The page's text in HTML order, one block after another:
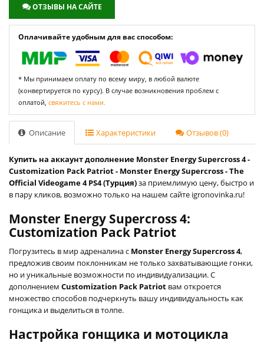
ОТЗЫВЫ НА САЙТЕ
Оплачивайте удобным для вас способом:
* Мы принимаем оплату по всему миру, в любой валюте
(конвертируется по курсу). В случае возникновения проблем с
оплатой, свяжитесь с нами.
Описание Характеристики Отзывов (0)
Купить на аккаунт дополнение Monster Energy Supercross 4 -
Customization Pack Patriot - Monster Energy Supercross - The
Official Videogame 4 PS4 (Турция)за приемлимую цену, быстро и
в пару кликов, возможно только на нашем сайте igronovinka.ru!
Monster Energy Supercross 4:
Customization Pack Patriot
Погрузитесь в мир адреналина с Monster Energy Supercross 4,
предложив своим поклонникам не только захватывающие гонки,
но и уникальные возможности по индивидуализации. С
дополнением Customization Pack Patriot вам откроется
множество способов подчеркнуть вашу индивидуальность как
гонщика и выделиться в толпе.
Настройка гонщика и мотоцикла